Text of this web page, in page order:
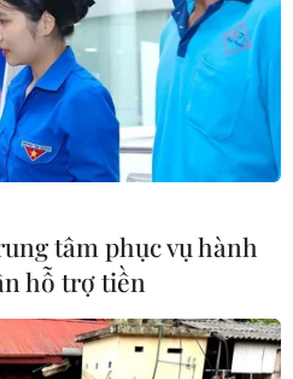
tâm phục vụ hành
hỗ trợ tiền